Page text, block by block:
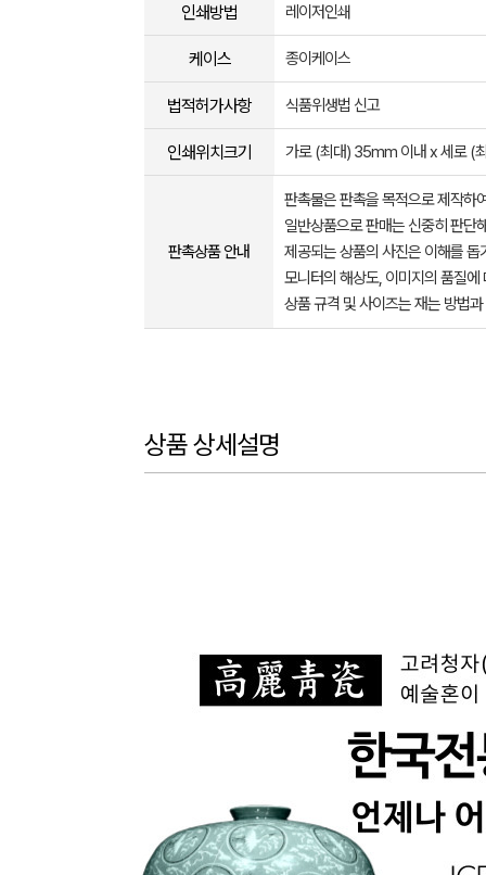
인쇄방법 레이저인쇄
케이스 종이케이스
법적허가사항 식품위생법 신고
인쇄위치크기 가로 (최대) 35mm 이내 x 세로 (
판촉상품 안내
판촉물은 판촉을 목적으로 제작하
일반상품으로 판매는 신중히 판단
제공되는 상품의 사진은 이해를
모니터의 해상도, 이미지의 품질
상품 규격 및 사이즈는 재는 방법
상품 상세설명